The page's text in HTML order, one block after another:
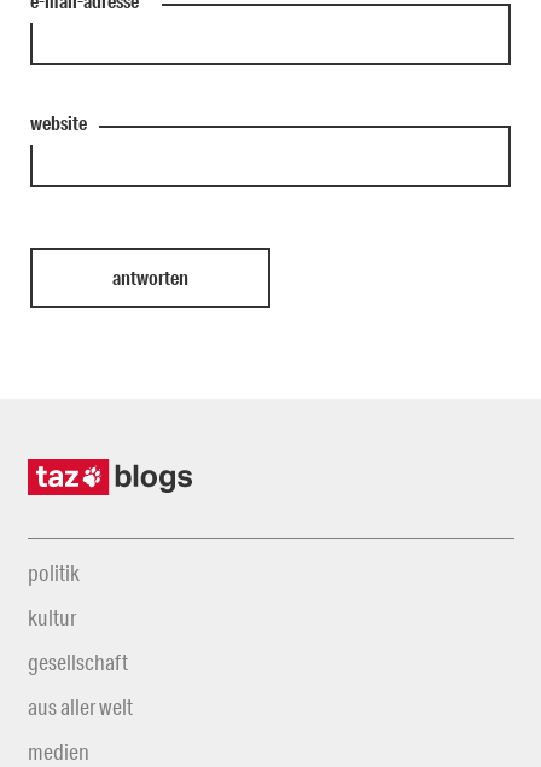
website
politik
kultur
gesellschaft
aus aller welt
medien